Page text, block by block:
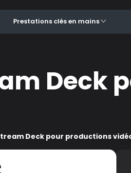
Prestations clés en mains
Deck
Deck pour productions